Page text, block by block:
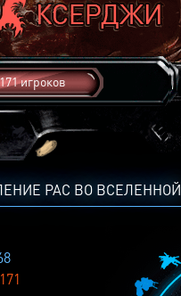
игроков
РАС ВО ВСЕЛЕННОЙ